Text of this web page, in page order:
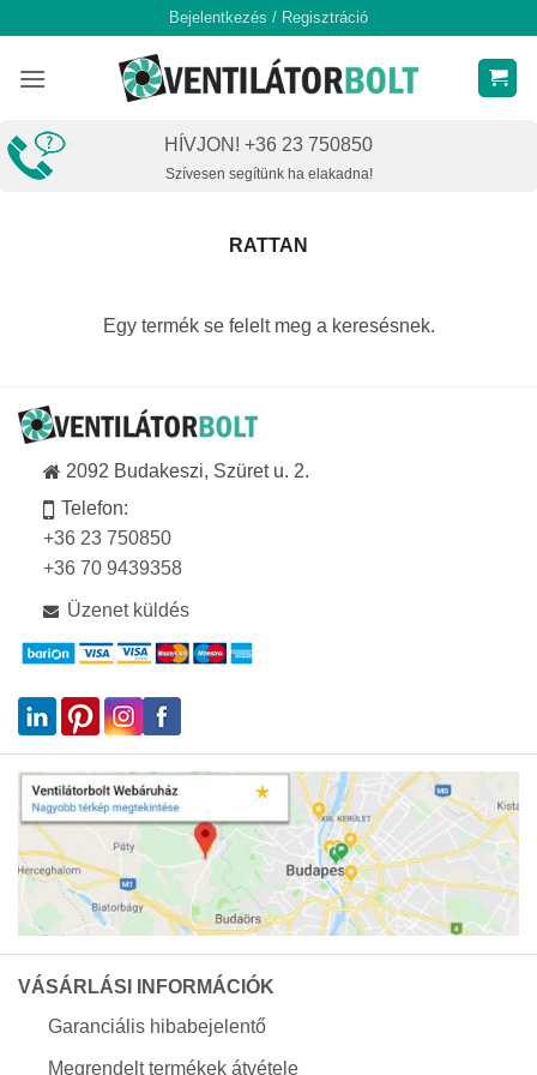
content
Bejelentkezés / Regisztráció
HÍVJON! +36 23 750850
Szívesen segítünk ha elakadna!
RATTAN
Egy termék se felelt meg a keresésnek.
2092 Budakeszi, Szüret u. 2.
Telefon:
+36 23 750850
+36 70 9439358
Üzenet küldés
VÁSÁRLÁSI INFORMÁCIÓK
Garanciális hibabejelentő
Megrendelt termékek átvétele